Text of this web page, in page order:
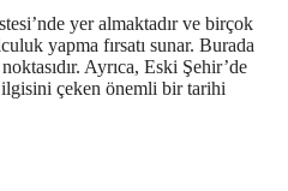
yer almaktadır ve birçok
yapma fırsatı sunar. Burada
Ayrıca, Eski Şehir’de
çeken önemli bir tarihi